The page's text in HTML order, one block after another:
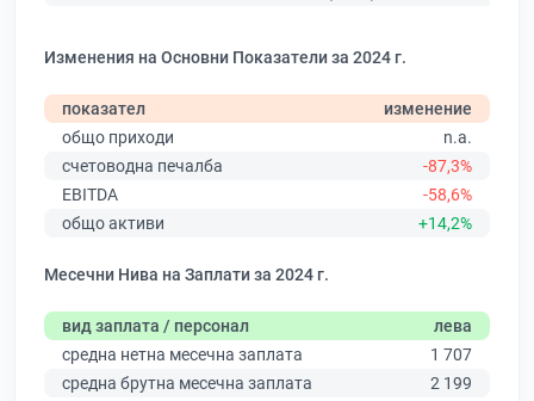
Изменения на Основни Показатели за 2024 г.
показател
изменение
общо приходи
n.a.
счетоводна печалба
-87,3%
EBITDA
-58,6%
общо активи
+14,2%
Месечни Нива на Заплати за 2024 г.
вид заплата / персонал
лева
средна нетна месечна заплата
1 707
средна брутна месечна заплата
2 199